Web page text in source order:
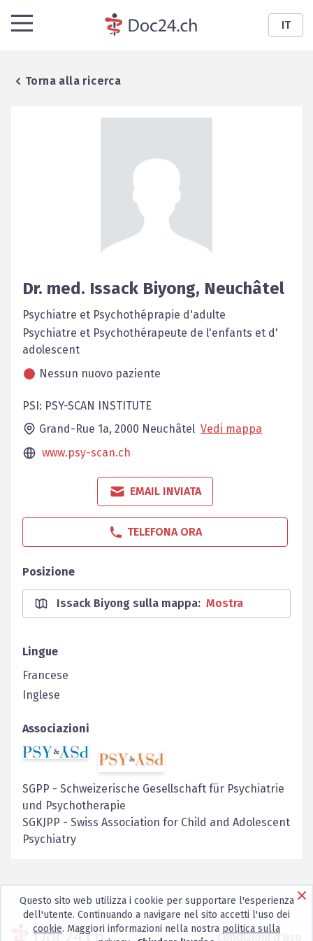
IT
Torna alla ricerca
Dr. med. Issack Biyong, Neuchâtel
Psychiatre et Psychothéprapie d'adulte
Psychiatre et Psychothérapeute de l'enfants et d'
adolescent
Nessun nuovo paziente
PSI: PSY-SCAN INSTITUTE
Grand-Rue 1a, 2000 Neuchâtel Vedi mappa
www.psy-scan.ch
EMAIL INVIATA
TELEFONA ORA
Posizione
Issack Biyong sulla mappa: Mostra
Lingue
Francese
Inglese
Associazioni
SGPP - Schweizerische Gesellschaft für Psychiatrie
und Psychotherapie
SGKJPP - Swiss Association for Child and Adolescent
Psychiatry
Condizioni d'uso
Questo sito web utilizza i cookie per supportare l'esperienza
dell'utente. Continuando a navigare nel sito accetti l'uso dei
cookie. Maggiori informazioni nella nostra politica sulla